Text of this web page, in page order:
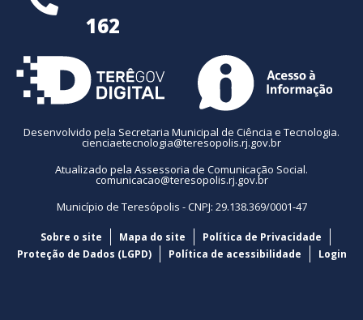
162
Desenvolvido pela Secretaria Municipal de Ciência e Tecnologia.
cienciaetecnologia@teresopolis.rj.gov.br
Atualizado pela Assessoria de Comunicação Social.
comunicacao@teresopolis.rj.gov.br
Município de Teresópolis - CNPJ: 29.138.369/0001-47
Sobre o site Mapa do site
Política de Privacidade
Proteção de Dados (LGPD)
Política de acessibilidade Login